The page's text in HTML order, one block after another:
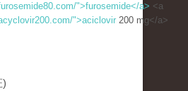
">furosemide</a> <a
">aciclovir 200 mg</a>
)